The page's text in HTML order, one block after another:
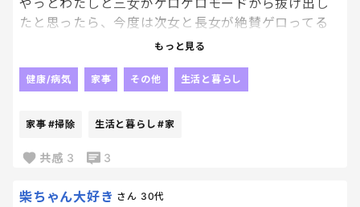
やっとわたしと三女がゲロゲロモードから抜け出し
たと思ったら、今度は次女と長女が絶賛ゲロってる
笑🤣💦もう家を掃除する意味すら失いかけているwも
いれば良いのにとさえ思っちゃうわ笑笑‼️
もっと見る
健康/病気 家事 その他 生活と暮らし
家事 #掃除 生活と暮らし #家
共感 3 3
柴ちゃん大好き さん 30代